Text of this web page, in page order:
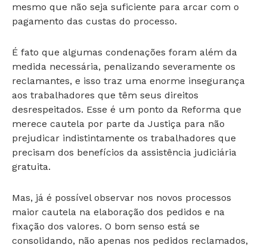
mesmo que não seja suficiente para arcar com o
pagamento das custas do processo.
É fato que algumas condenações foram além da
medida necessária, penalizando severamente os
reclamantes, e isso traz uma enorme insegurança
aos trabalhadores que têm seus direitos
desrespeitados. Esse é um ponto da Reforma que
merece cautela por parte da Justiça para não
prejudicar indistintamente os trabalhadores que
precisam dos benefícios da assistência judiciária
gratuita.
Mas, já é possível observar nos novos processos
maior cautela na elaboração dos pedidos e na
fixação dos valores. O bom senso está se
consolidando, não apenas nos pedidos reclamados,